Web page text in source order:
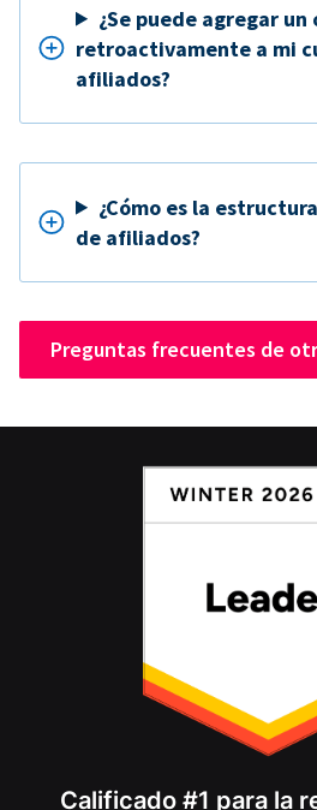
¿Se puede agregar
retroactivamente a mi
afiliados?
¿Cómo es la
de afiliados?
Preguntas frecuentes de
Calificado #1 para la